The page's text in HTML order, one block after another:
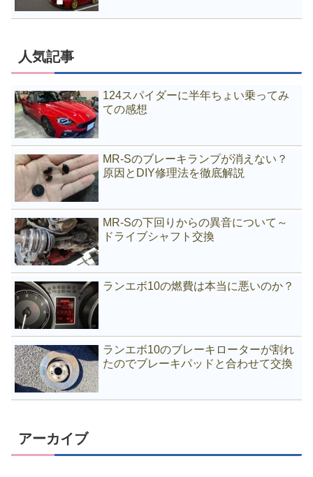
人気記事
124スパイダーに半年ちょい乗ってみ
ての感想
MR-Sのブレーキランプが消えない？
原因とDIY修理法を徹底解説
MR-Sの下回りからの異音について～
ドライブシャフト交換
ランエボ10の燃費は本当に悪いのか？
ランエボ10のブレーキローターが割れ
たのでブレーキパッドと合わせて交換
アーカイブ